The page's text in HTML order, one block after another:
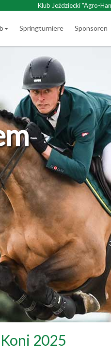
Klub Jeździecki "Agro-
Springturniere Sponsoren
2025